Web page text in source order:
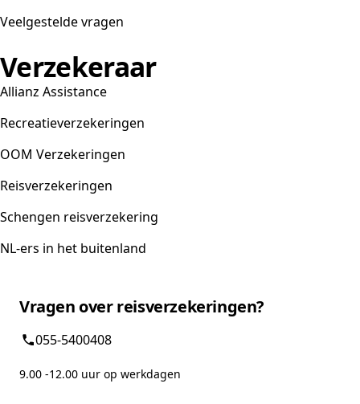
Veelgestelde vragen
Verzekeraar
Allianz Assistance
Recreatieverzekeringen
OOM Verzekeringen
Reisverzekeringen
Schengen reisverzekering
NL-ers in het buitenland
Vragen over reisverzekeringen?
055-5400408
9.00 -12.00 uur op werkdagen